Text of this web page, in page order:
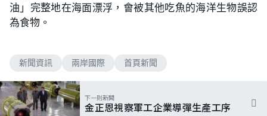
油」完整地在海面漂浮，會被其他吃魚的海洋生物誤認
為食物。
新聞資訊 兩岸國際 首頁新聞
下一則新聞
金正恩視察軍工企業導彈生產工序